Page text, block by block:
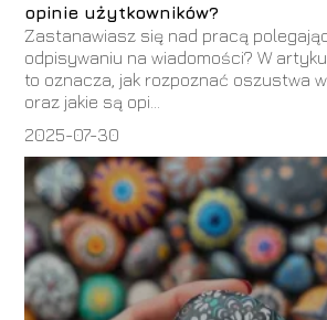
opinie użytkowników?
Zastanawiasz się nad pracą
odpisywaniu na wiadomości? W
to oznacza, jak rozpoznać oszustwa
oraz jakie są opi...
2025-07-30